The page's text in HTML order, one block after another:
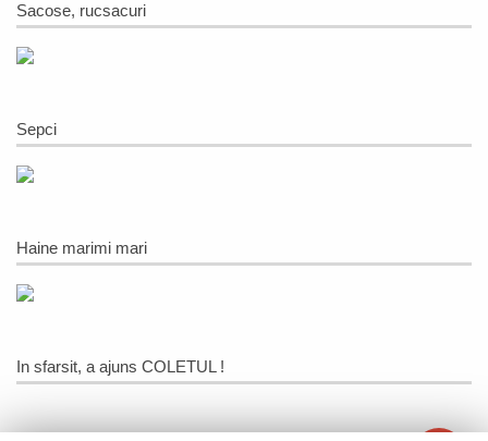
Sacose, rucsacuri
Sepci
Haine marimi mari
In sfarsit, a ajuns COLETUL !